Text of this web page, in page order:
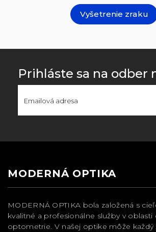
Vyšetrenie zraku
Prihláste sa na odber
MODERNÁ OPTIKA
MODERNÁ OPTIKA bola založená s
kvalitné a profesionálne služby v oblasti
optometrie. V našej optike môže každý